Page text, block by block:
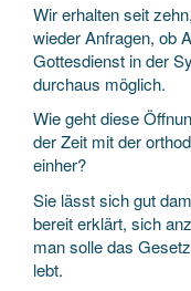
Wir erhalten seit
wieder Anfragen, ob
Gottesdienst in der
durchaus möglich.
Wie geht diese
der Zeit mit der
einher?
Sie lässt sich gut
bereit erklärt, sich
man solle das
lebt.